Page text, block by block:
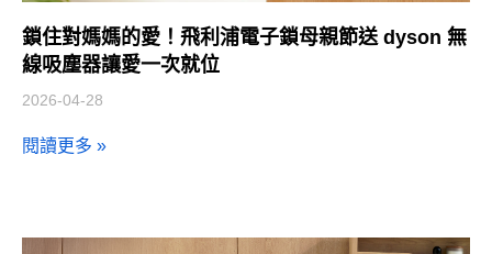
鎖住對媽媽的愛！飛利浦電子鎖母親節送 dyson 無
線吸塵器讓愛一次就位
2026-04-28
閱讀更多 »